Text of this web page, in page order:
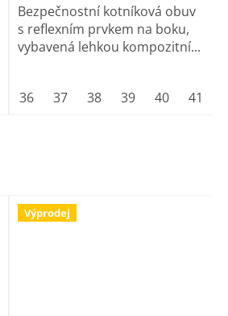
Výprodej
42 43 44 45 46 47
Bezpečnostní kotníková obuv
s reflexním prvkem na boku,
vybavená lehkou kompozitní...
36 37 38 39 40 41